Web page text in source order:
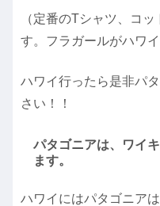
（定番のTシャツ、コ
す。フラガールがハワ
ハワイ行ったら是非パ
さい！！
パタゴニアは、ワイ
ます。
ハワイにはパタゴニア